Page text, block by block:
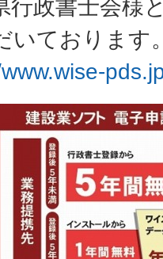
行政書士会様
いております。